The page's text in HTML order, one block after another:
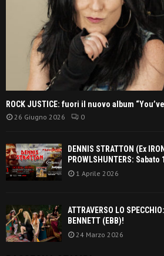
ROCK JUSTICE: fuori il nuovo album
26 Giugno 2026 0
DENNIS STRATTON (Ex
PROWLSHUNTERS:
1 Aprile 2026
ATTRAVERSO LO
BENNETT (EBB)!
24 Marzo 2026